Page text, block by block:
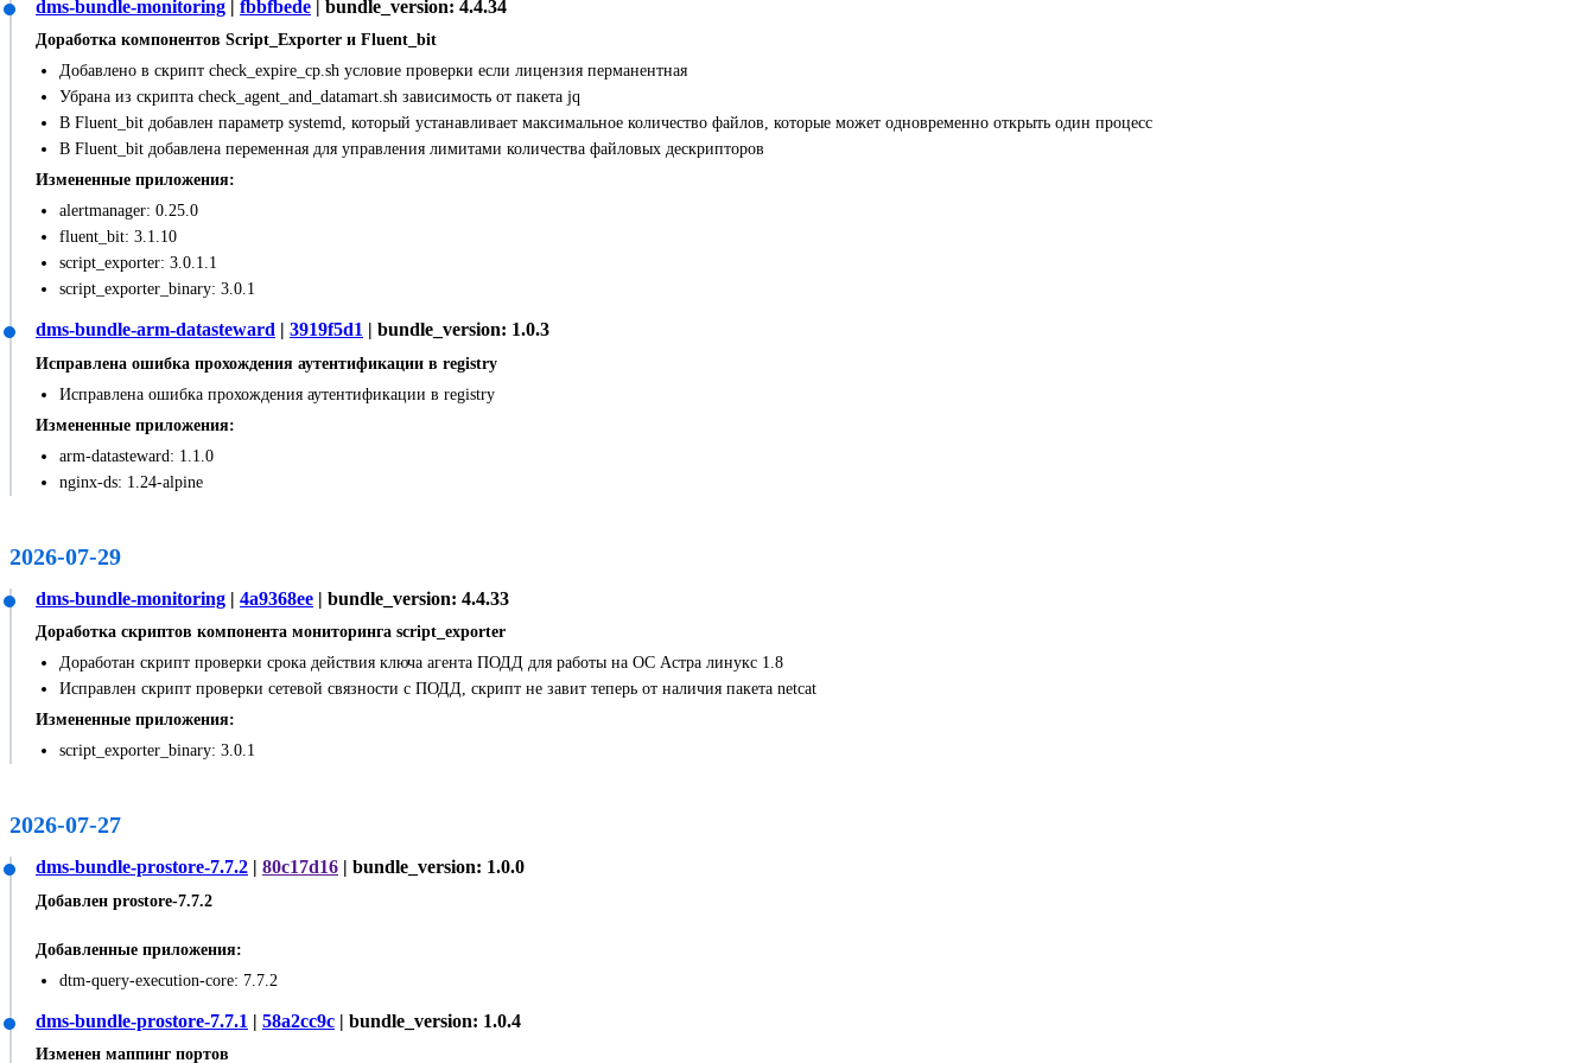
dms-bundle-monitoring fbbfbede | bundle_version: 4.4.34
Доработка компонентов Script_Exporter и Fluent_bit
Добавлено в скрипт check_expire_cp.sh условие проверки если лицензия перманентная
Убрана из скрипта check_agent_and_datamart.sh зависимость от пакета jq
В Fluent_bit добавлен параметр systemd, который устанавливает максимальное количество файлов, которые может одновременно открыть один процесс
В Fluent_bit добавлена переменная для управления лимитами количества файловых дескрипторов
Измененные приложения:
alertmanager: 0.25.0
fluent_bit: 3.1.10
script_exporter: 3.0.1.1
script_exporter_binary: 3.0.1
dms-bundle-arm-datasteward | 3919f5d1 | bundle_version: 1.0.3
Исправлена ошибка прохождения аутентификации в registry
Исправлена ошибка прохождения аутентификации в registry
Измененные приложения:
arm-datasteward: 1.1.0
nginx-ds: 1.24-alpine
2026-07-29
dms-bundle-monitoring | 4a9368ee | bundle_version: 4.4.33
Доработка скриптов компонента мониторинга script_exporter
Доработан скрипт проверки срока действия ключа агента ПОДД для работы на ОС Астра линукс 1.8
Исправлен скрипт проверки сетевой связности с ПОДД, скрипт не завит теперь от наличия пакета netcat
Измененные приложения:
script_exporter_binary: 3.0.1
2026-07-27
dms-bundle-prostore-7.7.2 80c17d16 | bundle_version: 1.0.0
Добавлен prostore-7.7.2
Добавленные приложения:
dtm-query-execution-core: 7.7.2
dms-bundle-prostore-7.7.1 | 58a2cc9c | bundle_version: 1.0.4
Изменен маппинг портов